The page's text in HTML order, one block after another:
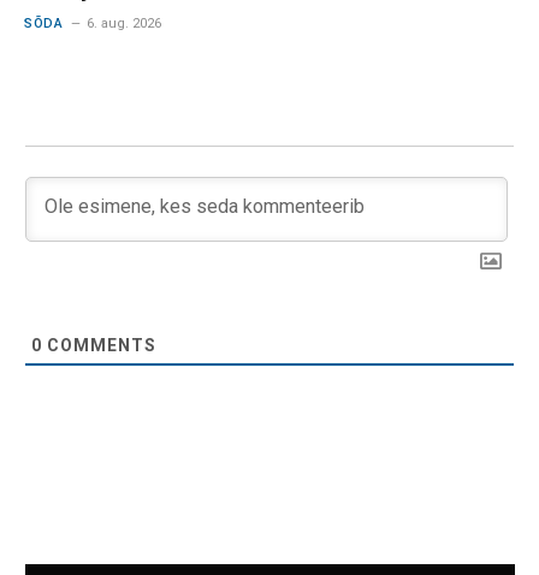
SÕDA 6. aug. 2026
0 COMMENTS